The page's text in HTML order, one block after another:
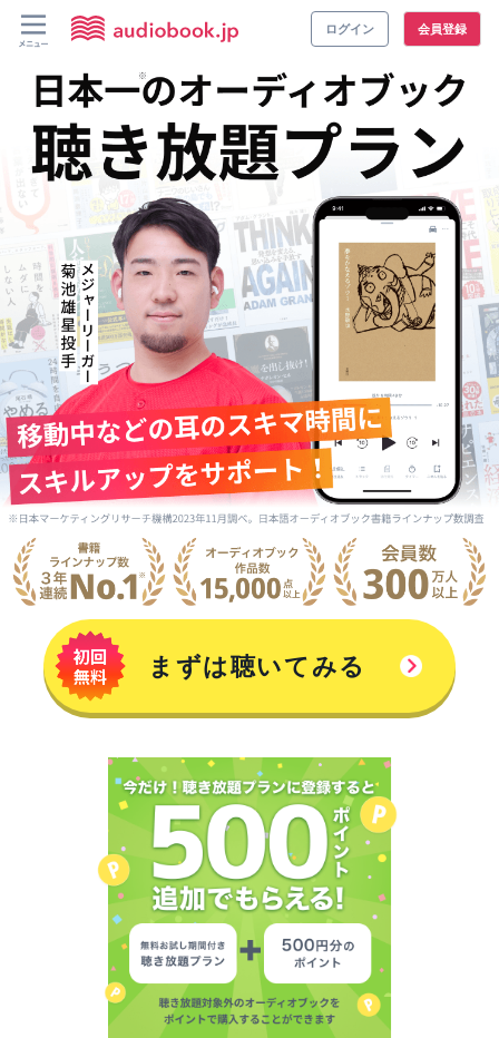
ログイン 会員登録
まずは聴いてみる